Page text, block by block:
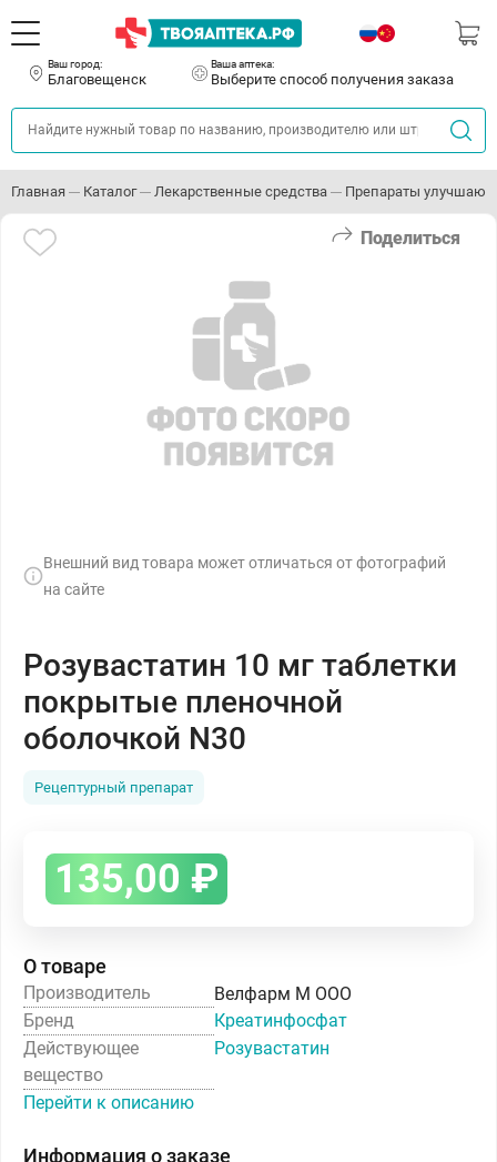
Ваш город:
Благовещенск
Ваша аптека:
Выберите способ получения заказа
Главная Каталог Лекарственные средства Препараты
Поделиться
Внешний вид товара может отличаться от фотографий
на сайте
Розувастатин 10 мг таблетки
покрытые пленочной
оболочкой N30
Рецептурный препарат
135,00 ₽
О товаре
Производитель
Велфарм М ООО
Бренд
Креатинфосфат
Действующее
вещество
Розувастатин
Перейти к описанию
Информация о заказе